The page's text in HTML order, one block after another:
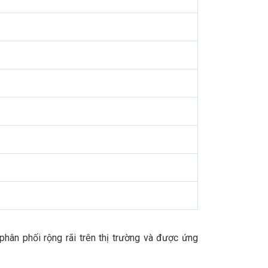
phối rộng rãi trên thị trường và được ứng